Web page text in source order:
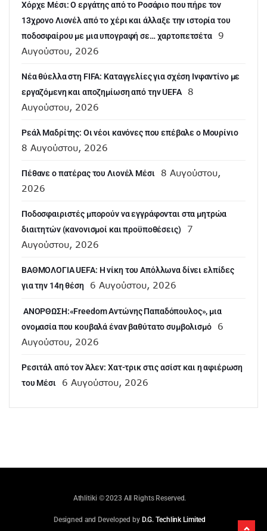
Χόρχε Μέσι: Ο εργάτης από το Ροσάριο που πήρε τον
13χρονο Λιονέλ από το χέρι και άλλαξε την ιστορία του
ποδοσφαίρου με μια υπογραφή σε… χαρτοπετσέτα
9
Αυγούστου, 2026
Νέα θύελλα στη FIFA: Καταγγελίες για σχέση Ινφαντίνο με
εργαζόμενη και αποζημίωση από την UEFA
8
Αυγούστου, 2026
Ρεάλ Μαδρίτης: Οι νέοι κανόνες που επέβαλε ο Μουρίνιο
8 Αυγούστου, 2026
Πέθανε ο πατέρας του Λιονέλ Μέσι
8 Αυγούστου,
2026
Ποδοσφαιριστές μπορούν να εγγράφονται στα μητρώα
διαιτητών (κανονισμοί και προϋποθέσεις)
7
Αυγούστου, 2026
ΒΑΘΜΟΛΟΓΙΑ UEFA: Η νίκη του Απόλλωνα δίνει ελπίδες
για την 14η θέση
6 Αυγούστου, 2026
ANOΡΘΩΣΗ:«Freedom Αντώνης Παπαδόπουλος», μια
ονομασία που κουβαλά έναν βαθύτατο συμβολισμό
6
Αυγούστου, 2026
Ρεσιτάλ από τον Άλεν: Χατ-τρικ στις ασίστ και η αφιέρωση
του Μέσι
6 Αυγούστου, 2026
Athlitiki © 2023 All Rights Reserved.
Designed and Developed by D.G. Techlink Limited